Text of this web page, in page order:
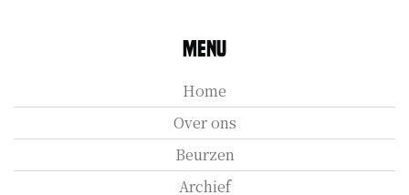
Menu
Home
Over ons
Beurzen
Archief